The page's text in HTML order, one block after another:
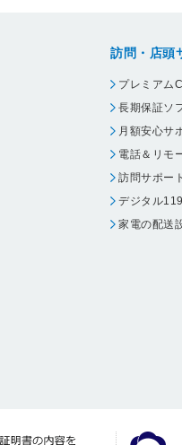
訪問・店頭
プレミアム
長期保証ソ
月額安心サ
電話＆リモ
訪問サポート
デジタル119
家電の配送